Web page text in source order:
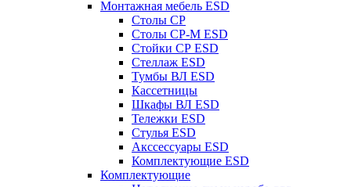
Монтажная мебель ESD
Столы СР
Столы СР-М ESD
Стойки СР ESD
Стеллаж ESD
Тумбы ВЛ ESD
Кассетницы
Шкафы ВЛ ESD
Тележки ESD
Стулья ESD
Акссессуары ESD
Комплектующие ESD
Комплектующие